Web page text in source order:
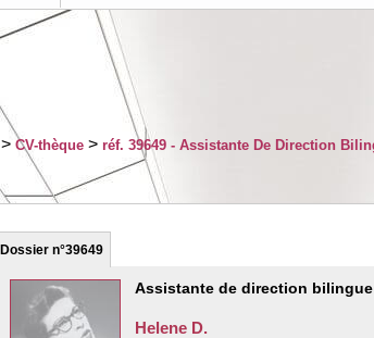
> CV-thèque > réf. 39649 - Assistante De Direction
Dossier n°39649
Assistante de direction bilingue
Helene D.